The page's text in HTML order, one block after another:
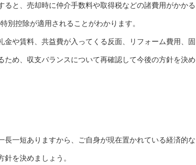
ると、売却時に仲介手数料や取得税などの諸費用がかかる
別控除が適用されることがわかります。
金や賃料、共益費が入ってくる反面、リフォーム費用、固
ため、収支バランスについて再確認して今後の方針を決め
長一短ありますから、ご自身が現在置かれている経済的な
を決めましょう。